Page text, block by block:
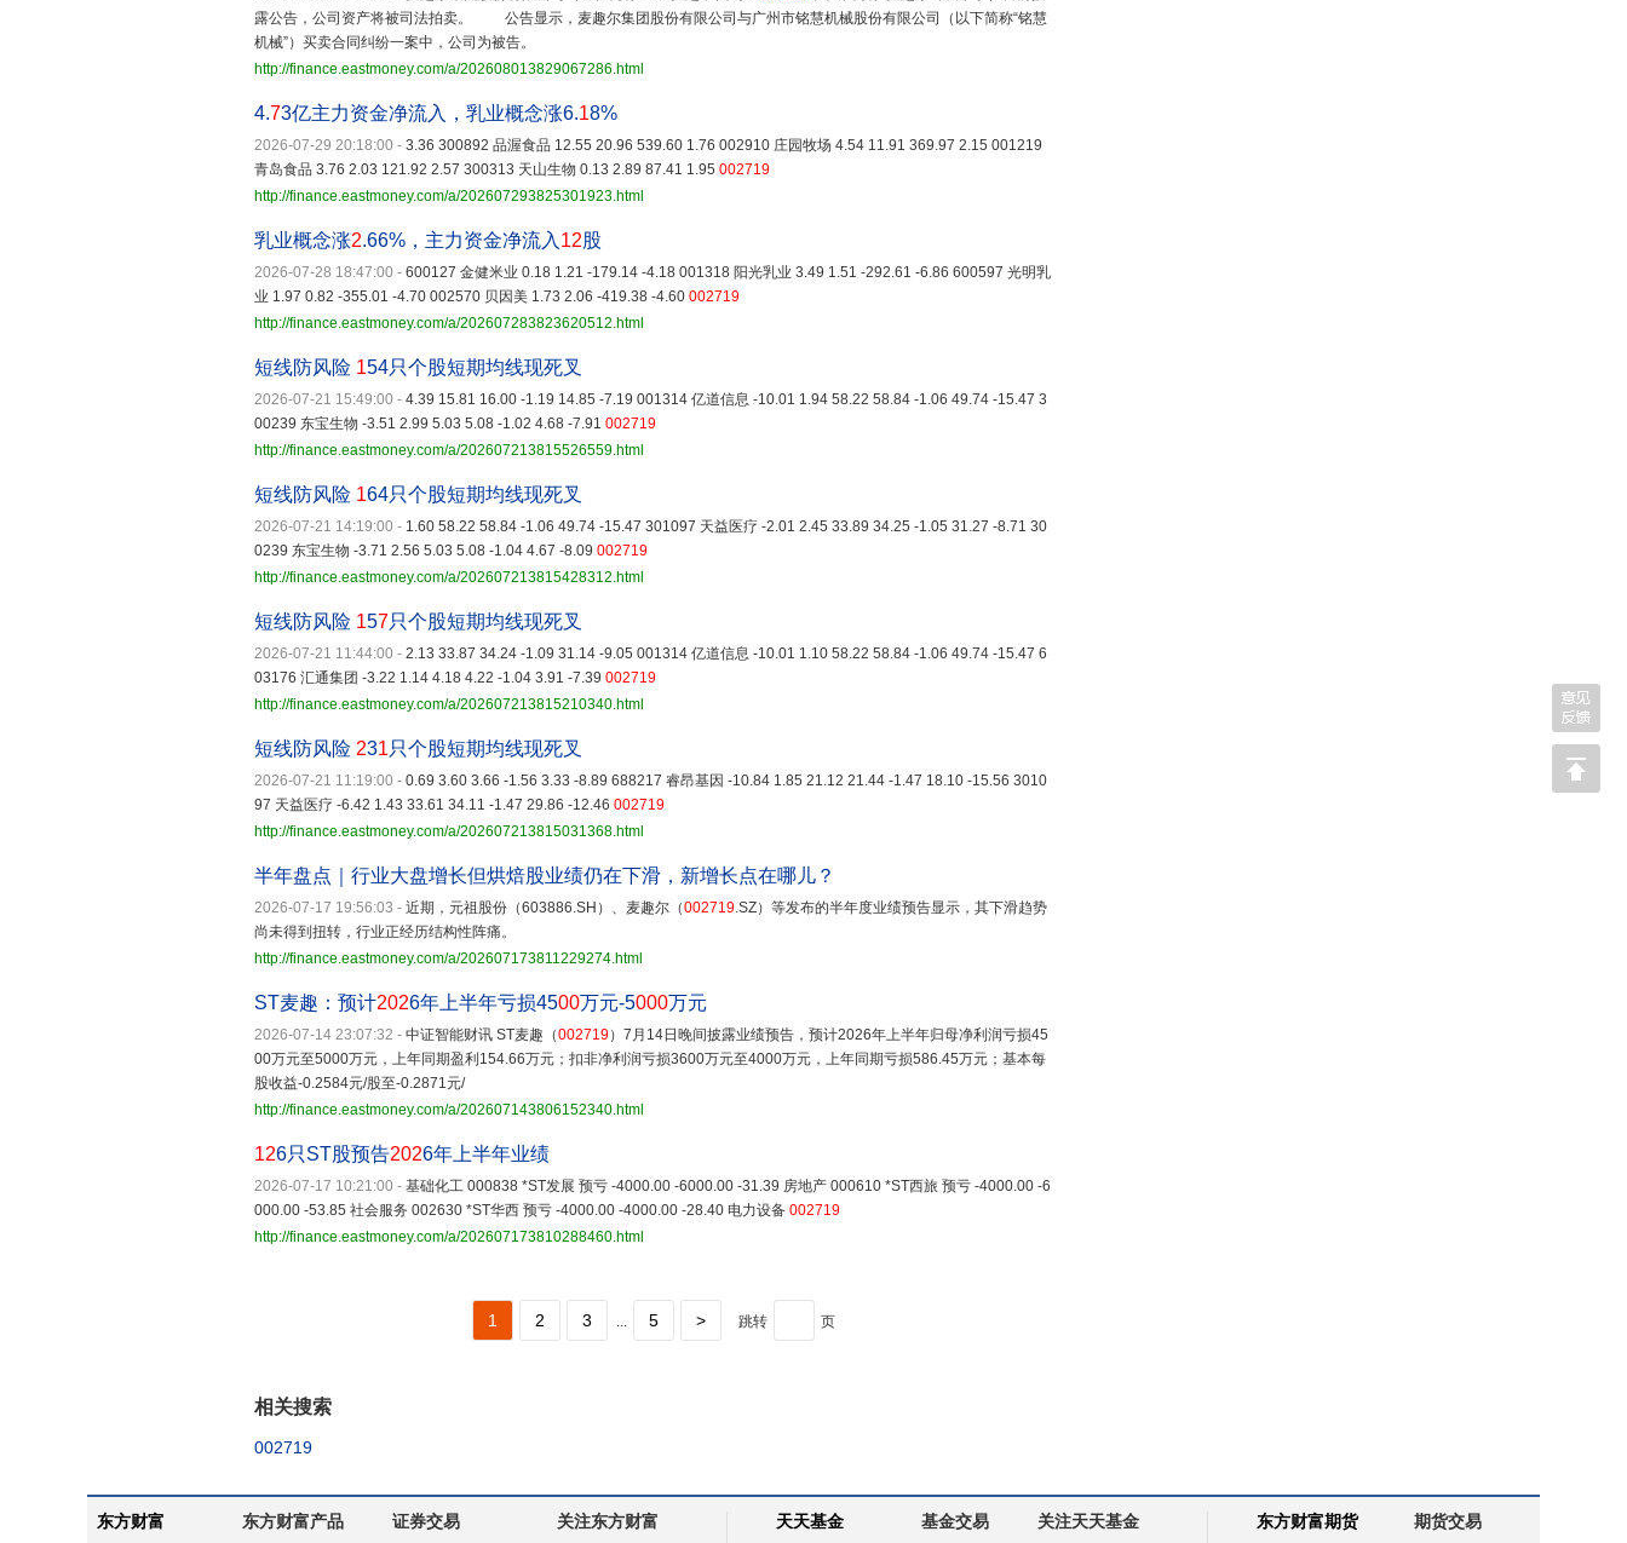
露公告，公司资产将被司法拍卖。 公告显示，麦趣尔集团股份有限公司与广州市铭慧机械股份有限公司（以下简称“铭慧
机械”）买卖合同纠纷一案中，公司为被告。
http://finance.eastmoney.com/a/202608013829067286.html
4.73亿主力资金净流入，乳业概念涨6.18%
2026-07-29 20:18:00 - 3.36 300892 品渥食品 12.55 20.96 539.60 1.76 002910 庄园牧场 4.54 11.91 369.97 2.15 001219
青岛食品 3.76 2.03 121.92 2.57 300313 天山生物 0.13 2.89 87.41 1.95 002719
http://finance.eastmoney.com/a/202607293825301923.html
乳业概念涨2.66%，主力资金净流入 12股
2026-07-28 18:47:00 - 600127 金健米业 0.18 1.21 -179.14 -4.18 001318 阳光乳业 3.49 1.51 -292.61 -6.86 600597 光明乳
业 1.97 0.82 -355.01 -4.70 002570 贝因美 1.73 2.06 -419.38 -4.60 002719
http://finance.eastmoney.com/a/202607283823620512.html
短线防风险 154只个股短期均线现死叉
2026-07-21 15:49:00 - 4.39 15.81 16.00 -1.19 14.85 -7.19 001314 亿道信息 -10.01 1.94 58.22 58.84 -1.06 49.74 -15.47 3
00239 东宝生物 -3.51 2.99 5.03 5.08 -1.02 4.68 -7.91 002719
http://finance.eastmoney.com/a/202607213815526559.html
短线防风险 164只个股短期均线现死叉
2026-07-21 14:19:00 - 1.60 58.22 58.84 -1.06 49.74 -15.47 301097 天益医疗 -2.01 2.45 33.89 34.25 -1.05 31.27 -8.71 30
0239 东宝生物 -3.71 2.56 5.03 5.08 -1.04 4.67 -8.09 002719
http://finance.eastmoney.com/a/202607213815428312.html
短线防风险 157只个股短期均线现死叉
2026-07-21 11:44:00 - 2.13 33.87 34.24 -1.09 31.14 -9.05 001314 亿道信息 -10.01 1.10 58.22 58.84 -1.06 49.74 -15.47 6
03176 汇通集团 -3.22 1.14 4.18 4.22 -1.04 3.91 -7.39 002719
http://finance.eastmoney.com/a/202607213815210340.html
短线防风险 231只个股短期均线现死叉
2026-07-21 11:19:00 - 0.69 3.60 3.66 -1.56 3.33 -8.89 688217 睿昂基因 -10.84 1.85 21.12 21.44 -1.47 18.10 -15.56 3010
97 天益医疗 -6.42 1.43 33.61 34.11 -1.47 29.86 -12.46 002719
http://finance.eastmoney.com/a/202607213815031368.html
半年盘点｜行业大盘增长但烘焙股业绩仍在下滑，新增长点在哪儿？
2026-07-17 19:56:03 - 近期，元祖股份（603886.SH）、麦趣尔（002719.SZ）等发布的半年度业绩预告显示，其下滑趋势
尚未得到扭转，行业正经历结构性阵痛。
http://finance.eastmoney.com/a/202607173811229274.html
ST麦趣：预计2026年上半年亏损4500万元-5000万元
2026-07-14 23:07:32 - 中证智能财讯 ST麦趣（002719）7月14日晚间披露业绩预告，预计2026年上半年归母净利润亏损45
00万元至5000万元，上年同期盈利154.66万元；扣非净利润亏损3600万元至4000万元，上年同期亏损586.45万元；基本每
股收益-0.2584元/股至-0.2871元/
http://finance.eastmoney.com/a/202607143806152340.html
126只ST股预告2026年上半年业绩
2026-07-17 10:21:00 - 基础化工 000838 *ST发展 预亏 -4000.00 -6000.00 -31.39 房地产 000610 *ST西旅 预亏 -4000.00 -6
000.00 -53.85 社会服务 002630 *ST华西 预亏 -4000.00 -4000.00 -28.40 电力设备 002719
http://finance.eastmoney.com/a/202607173810288460.html
1 2 3 ... 5 > 跳转 页
相关搜索
002719
东方财富 东方财富产品 证券交易 关注东方财富 天天基金 基金交易 关注天天基金 东方财富期货 期货交易